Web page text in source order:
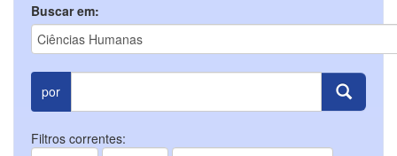
Buscar em:
por
Filtros correntes: